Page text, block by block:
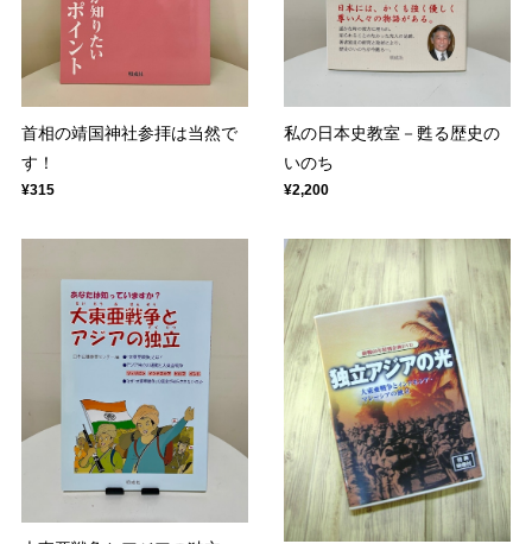
首相の靖国神社参拝は当然で
す！
¥315
私の日本史教室－甦る歴史の
いのち
¥2,200